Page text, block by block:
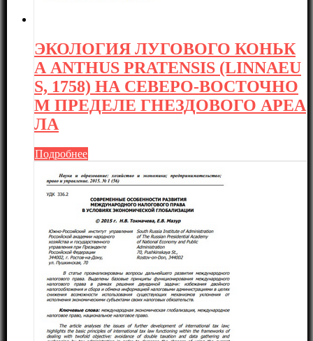
ЭКОЛОГИЯ ЛУГОВОГО КОНЬК
А ANTHUS PRATENSIS (LINNAEU
S, 1758) НА СЕВЕРО-ВОСТОЧНО
М ПРЕДЕЛЕ ГНЕЗДОВОГО АРЕА
ЛА
Подробнее